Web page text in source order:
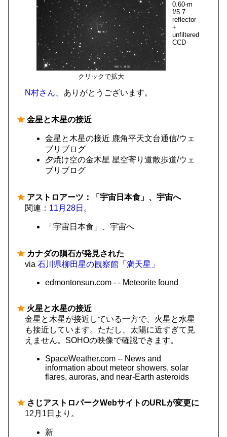
クリックで拡大
0.60-m
f/5.7
reflector
+
unfiltered
CCD
N村さん 、ありがとうございます。
★ 金星と木星の接近
金星と木星の接近 鹿角平天文台通信/ウェ
ブリブログ
夕焼け空の金木星 星空寄り道散歩道/ウェ
ブリブログ
★ アストロアーツ：「宇宙日本食」、宇宙へ
関連： 11月28日 。
「宇宙日本食」、宇宙へ
★ カナダの隕石が発見された
via 石川県柳田星の観察館「満天星」
edmontonsun.com - - Meteorite found
★ 火星と水星の接近
金星と木星が接近している一方で、火星と水星
も接近しています。ただし、太陽に近すぎて見
えません。SOHOの映像で確認できます。
SpaceWeather.com -- News and
information about meteor showers, solar
flares, auroras, and near-Earth asteroids
★ さじアストロパークWebサイトのURLが変更に
12月1日より。
新